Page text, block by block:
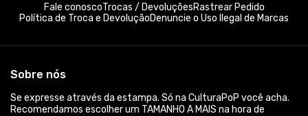
Fale conoscoTrocas / DevoluçõesRastrear Pedido
Política de Troca e DevoluçãoDenuncie o Uso Ilegal de Marcas
Sobre nós
Se expresse através da estampa. Só na CulturaPoP você acha.
Recomendamos escolher um TAMANHO A MAIS na hora de